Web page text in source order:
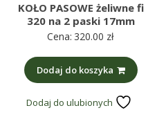
KOŁO PASOWE żeliwne fi
320 na 2 paski 17mm
Cena: 320.00 zł
Dodaj do koszyka
Dodaj do ulubionych